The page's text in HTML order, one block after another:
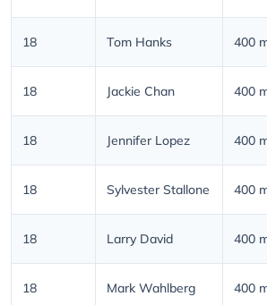
18 Tom Hanks 400
18 Jackie Chan 400
18 Jennifer Lopez 400
18 Sylvester Stallone 400
18 Larry David 400
18 Mark Wahlberg 400